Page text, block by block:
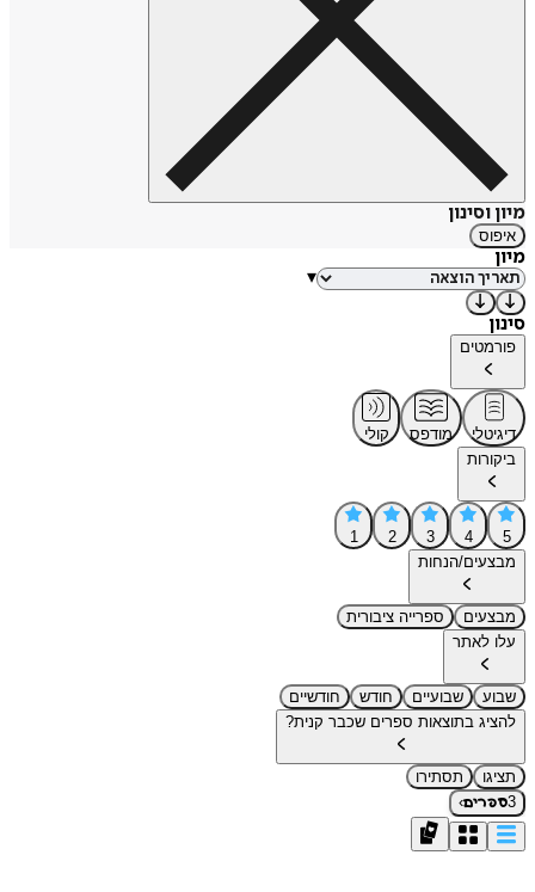
מיון וסינון
איפוס
מיון
▾
סינון
פורמטים
דיגיטלי מודפס
קולי
ביקורות
5
4
3
2
1
מבצעים/הנחות
מבצעים
ספרייה ציבורית
עלו לאתר
שבוע שבועיים חודש
חודשיים
להציג בתוצאות ספרים שכבר קנית?
תציגו
תסתירו
3ספרים›